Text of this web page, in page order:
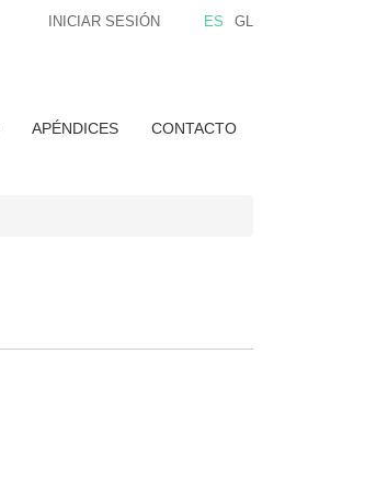
ES GL
INICIAR SESIÓN
APÉNDICES CONTACTO